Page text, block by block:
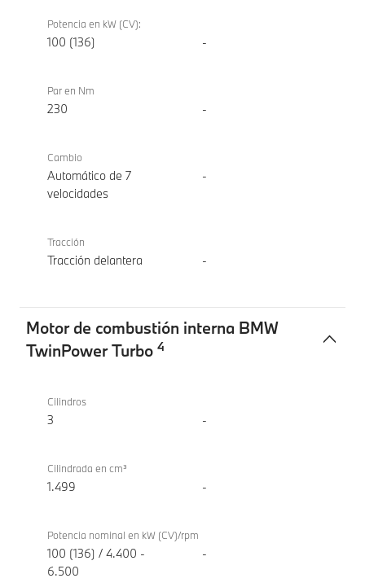
Potencia en kW (CV):
100 (136) -
Par en Nm
230 -
Cambio
Automático de 7
velocidades
-
Tracción
Tracción delantera -
Motor de combustión interna BMW
TwinPower Turbo 4
combustión
TwinPower
Turbo
sDrive18i
Cilindros
3 -
Cilindrada en cm³
1.499 -
Potencia nominal en kW (CV)/rpm
100 (136) / 4.400 -
6.500
-